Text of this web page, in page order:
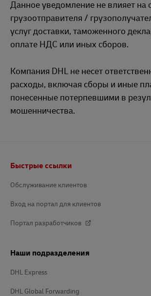
Данное уведомление не влияет на
грузоотправителя /
услуг доставки, таможенного
оплате НДС или иных сборов.
Компания DHL не несет
расходы, включая сборы и иные
понесенные потерпевшими в
мошенничества.
Быстрые ссылки
Обслуживание клиентов
Вход на портал для клиентов
Портал разработчиков
Наши подразделения
DHL Express
DHL Global Forwarding